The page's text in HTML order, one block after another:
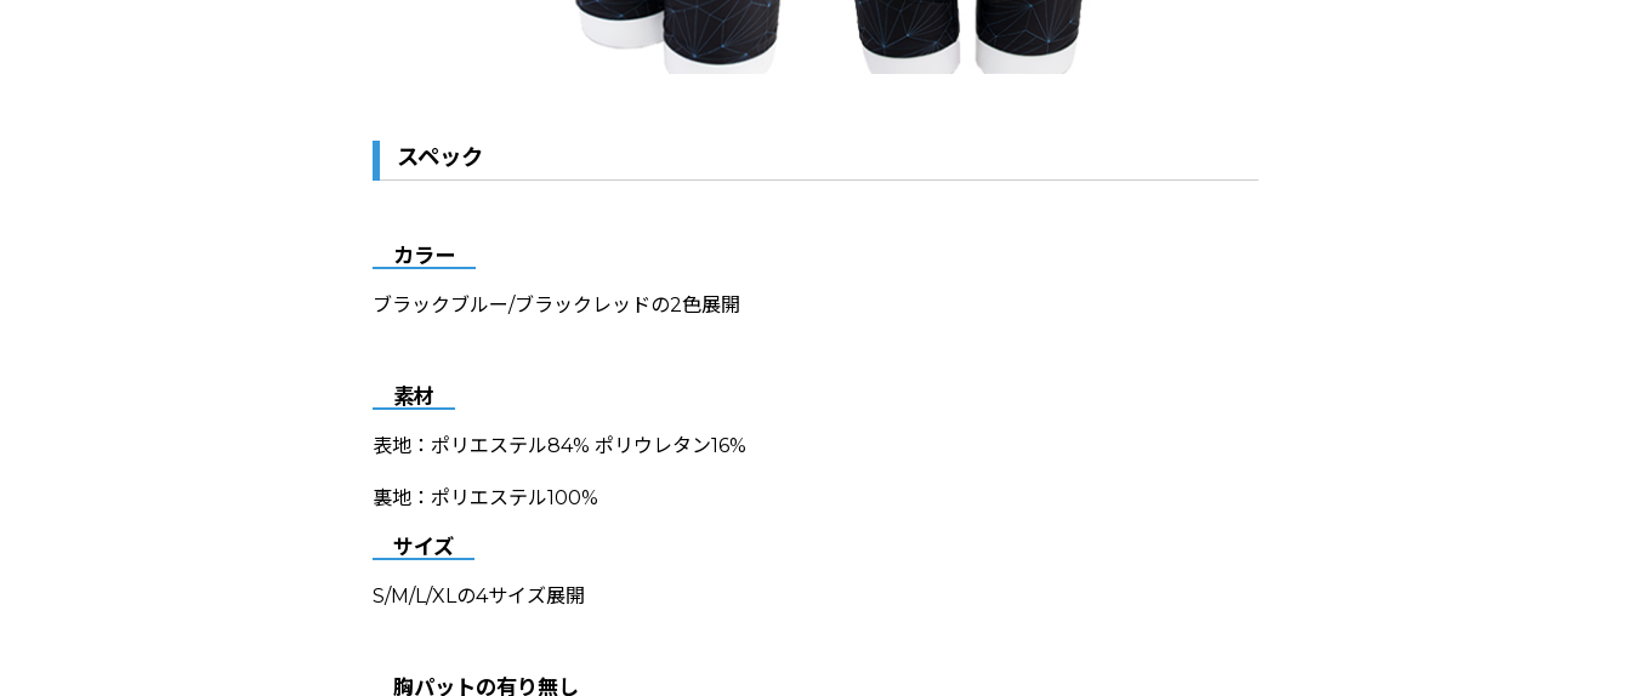
スペック
カラー
ブラックブルー/ブラックレッドの2色展開
素材
表地：ポリエステル84% ポリウレタン16%
裏地：ポリエステル100%
サイズ
S/M/L/XLの4サイズ展開
胸パットの有り無し